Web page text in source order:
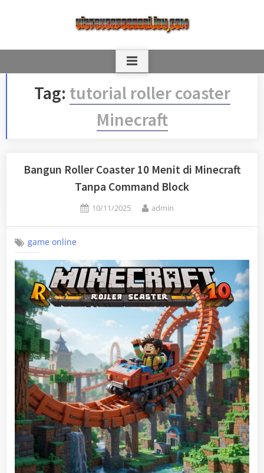
Tag: tutorial roller coaster
Minecraft
Bangun Roller Coaster 10 Menit di Minecraft
Tanpa Command Block
Posted
10/11/2025 By
admin
game online